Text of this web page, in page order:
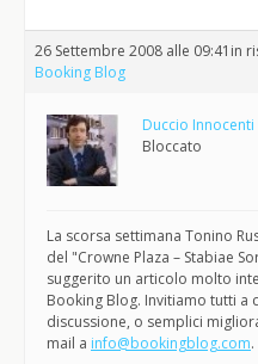
26 Settembre 2008 alle 09:41 in
Booking Blog
Duccio Innocenti
Bloccato
La scorsa settimana Tonino
del "Crowne Plaza – Stabiae
suggerito un articolo molto
Booking Blog. Invitiamo tutti a
discussione, o semplici
mail a info@bookingblog.com.